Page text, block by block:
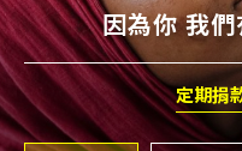
因為你 我
定期捐